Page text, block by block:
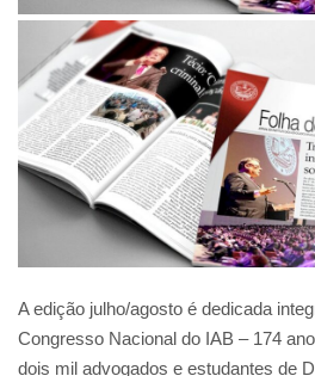
A edição julho/agosto é dedicada
Congresso Nacional do IAB – 174
dois mil advogados e estudantes de